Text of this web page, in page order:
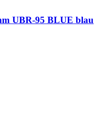
UBR-95 BLUE blau